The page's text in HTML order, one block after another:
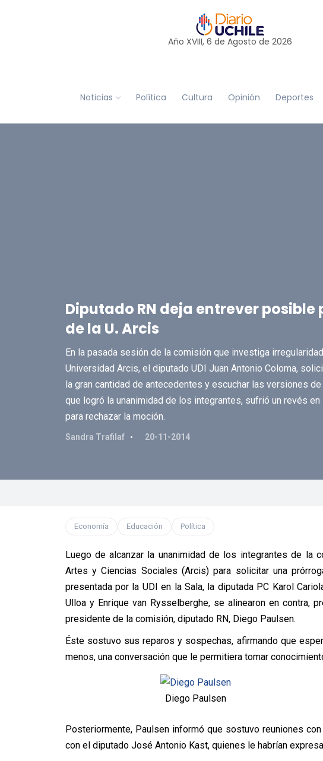
Año XVIII, 6 de Agosto de 2026
Noticias Política Cultura Opinión Deportes
Diputado RN deja entrever
de la U. Arcis
En la pasada sesión de la comisión que investiga
Universidad Arcis, el diputado UDI Juan Antonio Coloma,
la gran cantidad de antecedentes y escuchar las versiones
que logró la unanimidad de los integrantes, sufrió un revés en
para rechazar la moción.
Sandra Trafilaf 20-11-2014
Economía Educación Política
Luego de alcanzar la unanimidad de los integrantes de la
Artes y Ciencias Sociales (Arcis) para solicitar una
presentada por la UDI en la Sala, la diputada PC Karol
Ulloa y Enrique van Rysselberghe, se alinearon en contra,
presidente de la comisión, diputado RN, Diego Paulsen.
Éste sostuvo sus reparos y sospechas, afirmando que
menos, una conversación que le permitiera tomar
Diego Paulsen
Posteriormente, Paulsen informó que sostuvo reuniones
con el diputado José Antonio Kast, quienes le habrían